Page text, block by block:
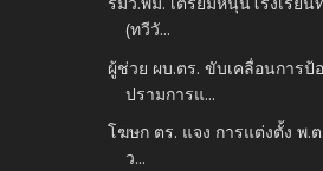
(ทวีวั...
ผู้ช่วย ผบ.ตร. ขับเคลื่อนการป้
ปรามการแ...
โฆษก ตร. แจง การแต่งตั้ง พ.
ว...